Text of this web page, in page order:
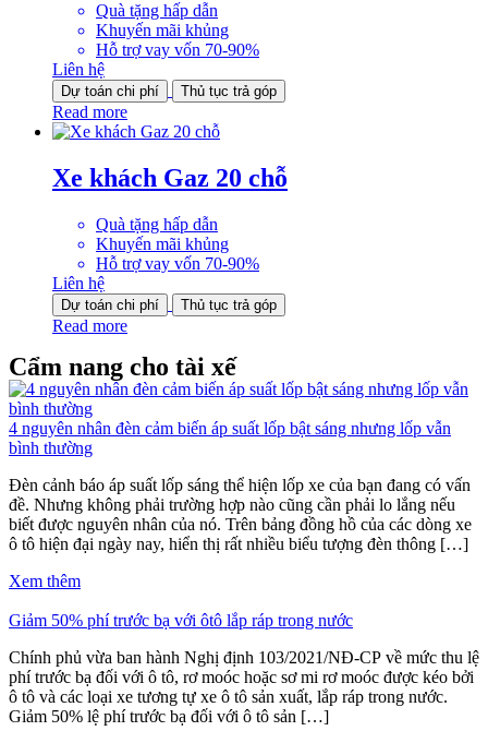
Quà tặng hấp dẫn
Khuyến mãi khủng
Hỗ trợ vay vốn 70-90%
Liên hệ
Dự toán chi phí Thủ tục trả góp
Read more
Xe khách Gaz 20 chỗ
Quà tặng hấp dẫn
Khuyến mãi khủng
Hỗ trợ vay vốn 70-90%
Liên hệ
Dự toán chi phí Thủ tục trả góp
Read more
Cẩm nang cho tài xế
4 nguyên nhân đèn cảm biến áp suất lốp bật sáng nhưng lốp vẫn
bình thường
Đèn cảnh báo áp suất lốp sáng thể hiện lốp xe của bạn đang có vấn
đề. Nhưng không phải trường hợp nào cũng cần phải lo lắng nếu
biết được nguyên nhân của nó. Trên bảng đồng hồ của các dòng xe
ô tô hiện đại ngày nay, hiển thị rất nhiều biểu tượng đèn thông […]
Xem thêm
Giảm 50% phí trước bạ với ôtô lắp ráp trong nước
Chính phủ vừa ban hành Nghị định 103/2021/NĐ-CP về mức thu lệ
phí trước bạ đối với ô tô, rơ moóc hoặc sơ mi rơ moóc được kéo bởi
ô tô và các loại xe tương tự xe ô tô sản xuất, lắp ráp trong nước.
Giảm 50% lệ phí trước bạ đối với ô tô sản […]